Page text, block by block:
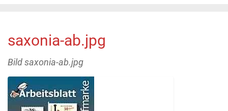
saxonia-ab.jpg
Bild saxonia-ab.jpg